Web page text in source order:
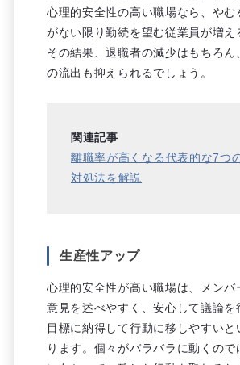
心理的安全性の高い職場なら、やむ
がない限り勤続を望む従業員が増え
その結果、退職者の減少はもちろん
の流出も抑えられるでしょう。
関連記事
離職率が高くなる代表的な7つ
対処法を解説
生産性アップ
心理的安全性が高い職場は、メンバ
意見を述べやすく、安心して議論を
目標に納得して行動に移しやすいと
ります。個々がバラバラに動くの